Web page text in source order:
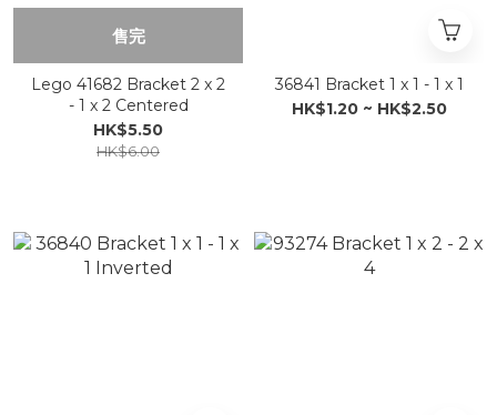
售完
Lego 41682 Bracket 2 x 2
- 1 x 2 Centered
HK$5.50
HK$6.00
36841 Bracket 1 x 1 - 1 x 1
HK$1.20 ~ HK$2.50